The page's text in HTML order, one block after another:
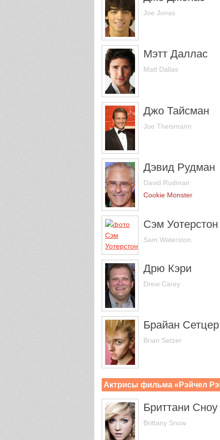
Joe Jonas
Мэтт Даллас
Matt Dallas
Джо Тайсман
Joe Theismann
Дэвид Рудман
David Rudman
Cookie Monster
Сэм Уотерстон
Sam Waterston
Дрю Кэри
Drew Carey
Брайан Сетцер
Brian Setzer
Актрисы фильма «Рэйчел
Бриттани Сноу
Brittany Snow